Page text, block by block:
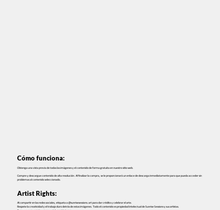
Cómo funciona:
Obtenga una vista previa de todas las imágenes y el contenido de forma gratuita en nuestro sitio web.
Compre y descargue contenido de alta resolución. Al finalizar la compra, se le proporcionará un enlace de descarga inmediatamente para que pueda acceder sin
problemas al contenido seleccionado.
Artist Rights:
Al compartir en las redes sociales, etiqueta a @sunrisesessions.art para dar crédito y celebrar el arte.
Respete la creatividad y el trabajo duro detrás de estas imágenes. Todo el contenido es propiedad intelectual de Sunrise Sessions y sus artistas.